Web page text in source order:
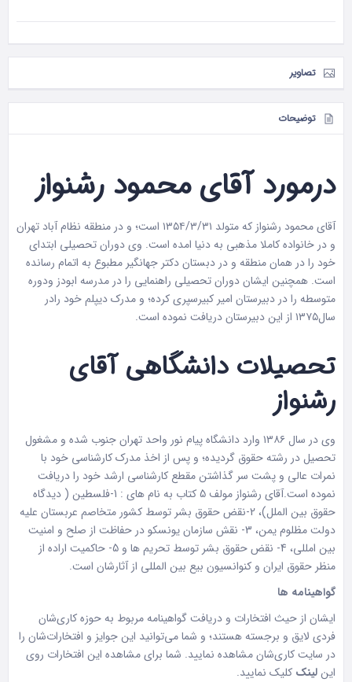
تصاویر
توضیحات
درمورد آقای محمود رشنواز
آقای محمود رشنواز که متولد ١٣۵۴/٣/٣١ است؛ و در منطقه نظام آباد تهران
و در خانواده کاملا مذهبی به دنیا امده است. وی دوران تحصیلی ابتدای
خود را در همان منطقه و در دبستان دکتر جهانگیر مطبوع به اتمام رسانده
است. همچنین ایشان دوران تحصیلی راهنمایی را در مدرسه ابودز ودوره
متوسطه را در دبیرستان امیر کبیرسپری کرده؛ و مدرک دیپلم خود رادر
سال١٣٧۵ از این دبیرستان دریافت نموده است.
تحصیلات دانشگاهی آقای
رشنواز
وی در سال ١٣٨۶ وارد دانشگاه پیام نور واحد تهران جنوب شده و مشغول
تحصیل در رشته حقوق گردیده؛ و پس از اخذ مدرک کارشناسی خود با
نمرات عالی و پشت سر گذاشتن مقطع کارشناسی ارشد خود را دریافت
نموده است.آقای رشنواز مولف 5 کتاب به نام های : 1-فلسطین ( دیدگاه
حقوق بین الملل)، 2-نقض حقوق بشر توسط کشور متخاصم عربستان علیه
دولت مظلوم یمن، 3- نقش سازمان یونسکو در حفاظت از صلح و امنیت
بین امللی، 4- نقض حقوق بشر توسط تحریم ها و 5- حاکمیت اراده از
منظر حقوق ایران و کنوانسیون بیع بین المللی از آثارشان است.
گواهینامه ها
ایشان از حیث افتخارات و دریافت گواهینامه مربوط به حوزه کاری‌شان
فردی لایق و برجسته هستند؛ و شما می‌توانید این جوایز و افتخارات‌شان را
در سایت کاری‌شان مشاهده نمایید. شما برای مشاهده این افتخارات روی
اینلینک کلیک نمایید.